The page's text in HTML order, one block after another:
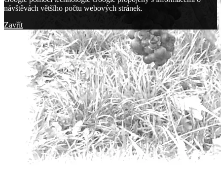
návštěvách většího počtu webových stránek.
Zavřít